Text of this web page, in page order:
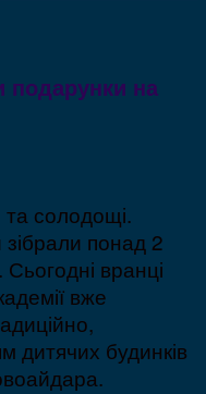
подарунки на
та солодощі.
понад 2
вранці
вже
дитячих будинків